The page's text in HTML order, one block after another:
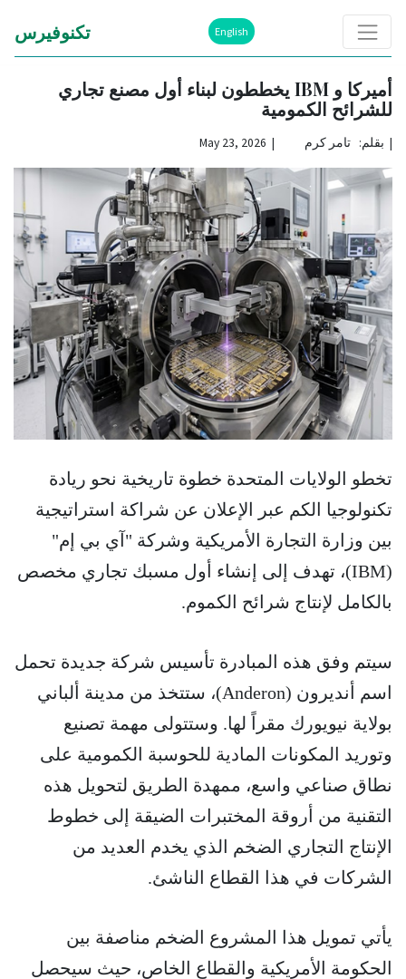
English تكنوفيرس
أميركا و IBM يخططون لبناء أول مصنع تجاري
للشرائح الكمومية
| بقلم: تامر كرم | May 23, 2026
تخطو الولايات المتحدة خطوة تاريخية نحو ريادة
تكنولوجيا الكم عبر الإعلان عن شراكة استراتيجية
بين وزارة التجارة الأمريكية وشركة "آي بي إم"
(IBM)، تهدف إلى إنشاء أول مسبك تجاري مخصص
بالكامل لإنتاج شرائح الكموم.
سيتم وفق هذه المبادرة تأسيس شركة جديدة تحمل
اسم أنديرون (Anderon)، ستتخذ من مدينة ألباني
بولاية نيويورك مقراً لها. وستتولى مهمة تصنيع
وتوريد المكونات المادية للحوسبة الكمومية على
نطاق صناعي واسع، ممهدة الطريق لتحويل هذه
التقنية من أروقة المختبرات الضيقة إلى خطوط
الإنتاج التجاري الضخم الذي يخدم العديد من
الشركات في هذا القطاع الناشئ.
يأتي تمويل هذا المشروع الضخم مناصفة بين
الحكومة الأمريكية والقطاع الخاص، حيث سيحصل